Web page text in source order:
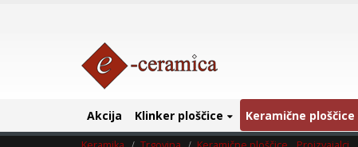
Akcija Klinker ploščice Keramične ploščice